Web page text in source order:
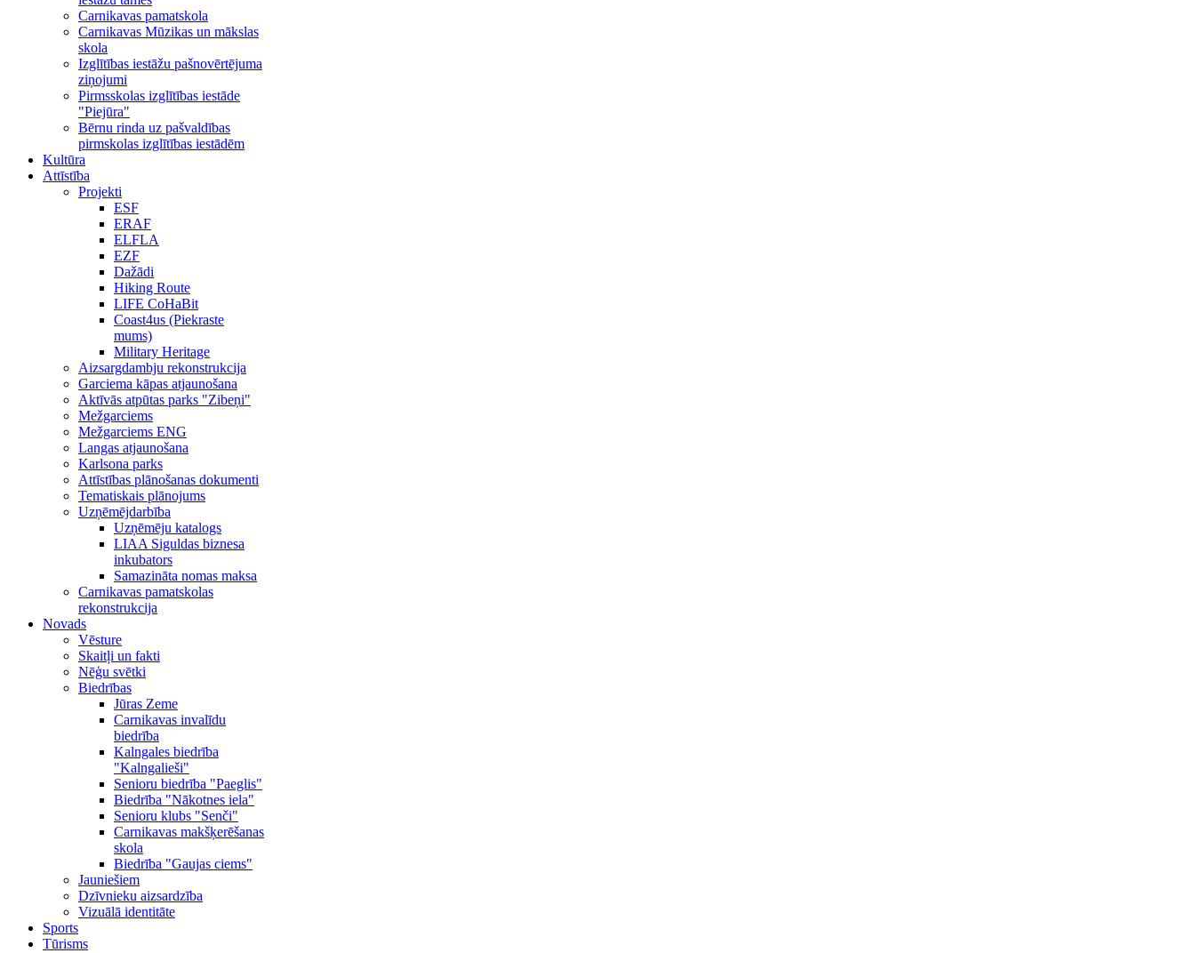
Carnikavas pamatskola
Carnikavas Mūzikas un mākslas
skola
Izglītības iestāžu pašnovērtējuma
ziņojumi
Pirmsskolas izglītības iestāde
"Piejūra"
Bērnu rinda uz pašvaldības
pirmskolas izglītības iestādēm
Kultūra
Attīstība
Projekti
ESF
ERAF
ELFLA
EZF
Dažādi
Hiking Route
LIFE CoHaBit
Coast4us (Piekraste
mums)
Military Heritage
Aizsargdambju rekonstrukcija
Garciema kāpas atjaunošana
Aktīvās atpūtas parks "Zibeņi"
Mežgarciems
Mežgarciems ENG
Langas atjaunošana
Karlsona parks
Attīstības plānošanas dokumenti
Tematiskais plānojums
Uzņēmējdarbība
Uzņēmēju katalogs
LIAA Siguldas biznesa
inkubators
Samazināta nomas maksa
Carnikavas pamatskolas
rekonstrukcija
Novads
Vēsture
Skaitļi un fakti
Nēģu svētki
Biedrības
Jūras Zeme
Carnikavas invalīdu
biedrība
Kalngales biedrība
"Kalngalieši"
Senioru biedrība "Paeglis"
Biedrība "Nākotnes iela"
Senioru klubs "Senči"
Carnikavas makšķerēšanas
skola
Biedrība "Gaujas ciems"
Jauniešiem
Dzīvnieku aizsardzība
Vizuālā identitāte
Sports
Tūrisms